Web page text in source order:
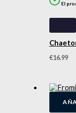
El
€16.99